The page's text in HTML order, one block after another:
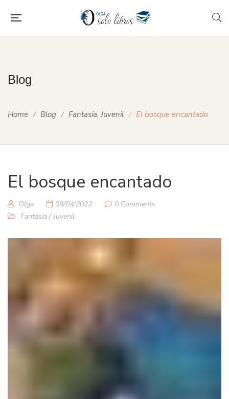
Blog
Home Blog Fantasía,Juvenil El bosque encantado
El bosque encantado
Olga 09/04/2022
0 Comments
Fantasía/Juvenil